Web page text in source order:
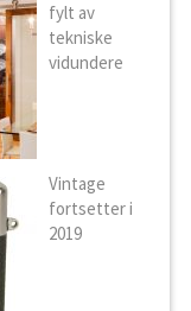
fylt av
tekniske
vidundere
Vintage
fortsetter i
2019